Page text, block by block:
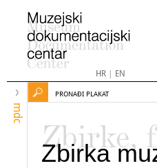
HR| EN
mdc
PRONAĐI PLAKAT
Zbirke,
Zbirka